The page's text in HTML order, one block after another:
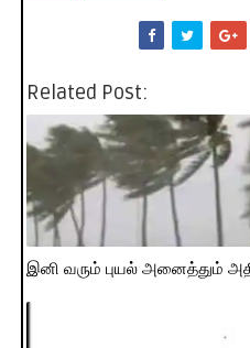
Related Post:
இனி வரும் புயல் அனைத்தும்